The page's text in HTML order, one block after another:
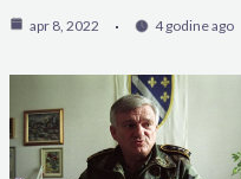
apr 8, 2022 4 godine ago